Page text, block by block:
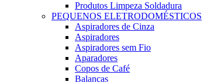
Produtos Limpeza Soldadura
PEQUENOS ELETRODOMÉSTICOS
Aspiradores de Cinza
Aspiradores
Aspiradores sem Fio
Aparadores
Copos de Café
Balanças